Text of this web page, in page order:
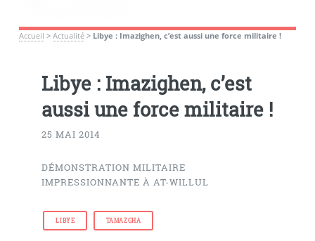
Accueil > Actualité> Libye : Imazighen, c’est aussi une force militaire !
Libye : Imazighen, c’est
aussi une force militaire !
25 MAI 2014
DÉMONSTRATION MILITAIRE
IMPRESSIONNANTE À AT-WILLUL
LIBYE TAMAZGHA